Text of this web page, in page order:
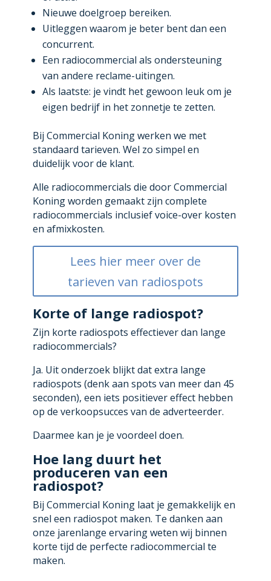
Nieuwe doelgroep bereiken.
Uitleggen waarom je beter bent dan een
concurrent.
Een radiocommercial als ondersteuning
van andere reclame-uitingen.
Als laatste: je vindt het gewoon leuk om je
eigen bedrijf in het zonnetje te zetten.
Bij Commercial Koning werken we met
standaard tarieven. Wel zo simpel en
duidelijk voor de klant.
Alle radiocommercials die door Commercial
Koning worden gemaakt zijn complete
radiocommercials inclusief voice-over kosten
en afmixkosten.
Lees hier meer over de
tarieven van radiospots
Korte of lange radiospot?
Zijn korte radiospots effectiever dan lange
radiocommercials?
Ja. Uit onderzoek blijkt dat extra lange
radiospots (denk aan spots van meer dan 45
seconden), een iets positiever effect hebben
op de verkoopsucces van de adverteerder.
Daarmee kan je je voordeel doen.
Hoe lang duurt het
produceren van een
radiospot?
Bij Commercial Koning laat je gemakkelijk en
snel een radiospot maken. Te danken aan
onze jarenlange ervaring weten wij binnen
korte tijd de perfecte radiocommercial te
maken.